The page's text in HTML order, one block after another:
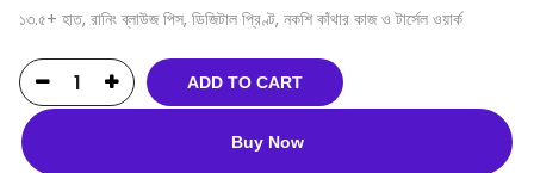
১৩.৫+ হাত, রানিং ব্লাউজ পিস, ডিজিটাল প্রিণ্ট, নকশি কাঁথার কাজ ও টার্সেল ওয়ার্ক
ADD TO CART
Buy Now